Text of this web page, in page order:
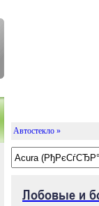
Автостекло »
Лобовые и